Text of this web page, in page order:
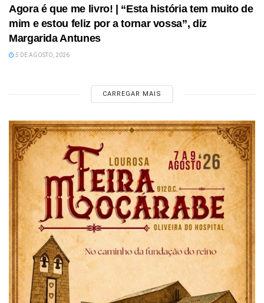
Agora é que me livro! | “Esta história tem muito de
mim e estou feliz por a tornar vossa”, diz
Margarida Antunes
5 DE AGOSTO, 2026
CARREGAR MAIS